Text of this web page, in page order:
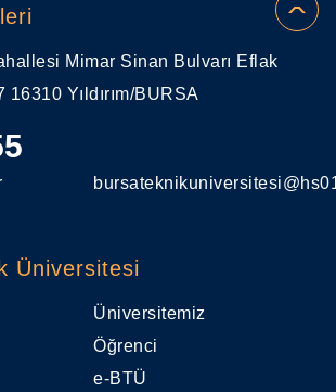
Mimar Sinan Bulvarı Eflak
Yıldırım/BURSA
Üniversitesi
Üniversitemiz
Öğrenci
e-BTÜ